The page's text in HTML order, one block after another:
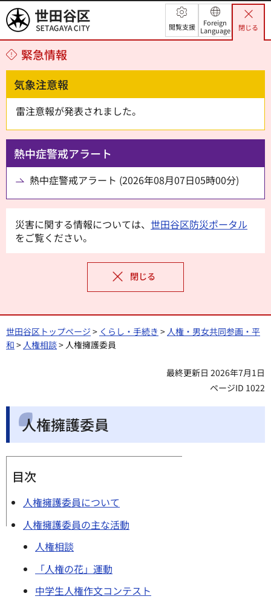
世田谷区 閲覧支援
Foreign
Language
閉じる
緊急情報
気象注意報
雷注意報が発表されました。
熱中症警戒アラート
熱中症警戒アラート (2026年08月07日05時00分)
災害に関する情報については、 世田谷区防災ポータル
をご覧ください。
閉じる
世田谷区トップページ > くらし・手続き > 人権・男女共同参画・平
和 > 人権相談> 人権擁護委員
最終更新日 2026年7月1日
ページID 1022
人権擁護委員
目次
人権擁護委員について
人権擁護委員の主な活動
人権相談
「人権の花」運動
中学生人権作文コンテスト